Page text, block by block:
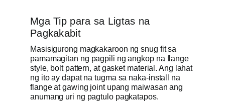
Mga Tip para sa Ligtas na
Pagkakabit
Masisigurong magkakaroon ng snug fit sa
pamamagitan ng pagpili ng angkop na flange
style, bolt pattern, at gasket material. Ang lahat
ng ito ay dapat na tugma sa naka-install na
flange at gawing joint upang maiwasan ang
anumang uri ng pagtulo pagkatapos.